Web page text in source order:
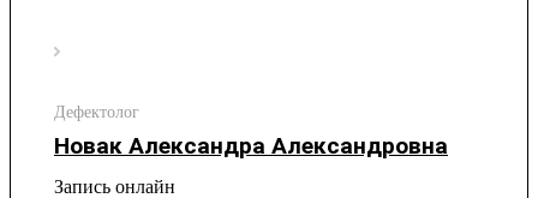
Дефектолог
Новак Александра Александровна
Запись онлайн